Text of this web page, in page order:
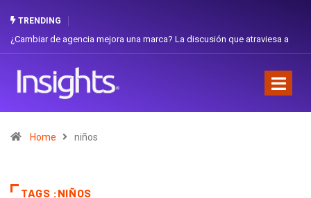
TRENDING
Gabriela Herrera y el arte de cambiarse el sombrero en Corporación
Home niños
TAGS :NIÑOS